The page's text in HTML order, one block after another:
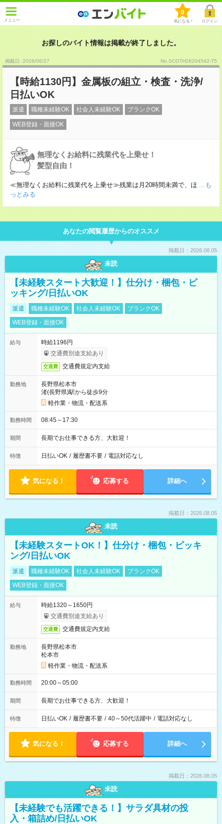
メニュー
0
気になる！ ログイン
お探しのバイト情報は掲載が終了しました。
掲載日 :2026/06/27 No.SCOTH26204542-T5
【時給1130円】金属板の組立・検査・洗浄/
日払いOK
派遣 職種未経験OK 社会人未経験OK ブランクOK
WEB登録・面接OK
無理なくお給料に残業代を上乗せ！
髪型自由！
≪無理なくお給料に残業代を上乗せ≫残業は月20時間未満で、ほ ...も
っとみる
あなたの閲覧履歴からのオススメ
掲載日：2026.08.05
未読
【未経験スタート大歓迎！】仕分け・梱包・ピ
ッキング/日払いOK
派遣 職種未経験OK 社会人未経験OK
ブランクOK
WEB登録・面接OK
給与
時給1196円
交通費別途支給あり
交通費 交通費規定内支給
勤務地
長野県松本市
渚(長野県)駅から徒歩9分
軽作業・物流・配送系
勤務時間 08:45～17:30
期間 長期でお仕事できる方、大歓迎！
特徴 日払いOK / 履歴書不要 / 電話対応なし
気になる！ 応募する 詳細へ
掲載日：2026.08.05
未読
【未経験スタートOK！】仕分け・梱包・ピッキ
ング/日払いOK
派遣 職種未経験OK 社会人未経験OK
ブランクOK
WEB登録・面接OK
給与
時給1320～1650円
交通費別途支給あり
交通費 交通費規定内支給
勤務地
長野県松本市
松本市
軽作業・物流・配送系
勤務時間 20:00～05:00
期間 長期でお仕事できる方、大歓迎！
特徴 日払いOK / 履歴書不要 / 40～50代活躍中 / 電話対応なし
気になる！ 応募する 詳細へ
掲載日：2026.08.05
未読
【未経験でも活躍できる！】サラダ具材の投
入・箱詰め/日払いOK